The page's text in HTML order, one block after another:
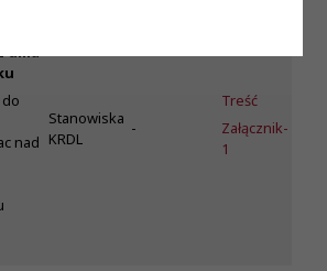
dnia
nad
Stanowiska
KRDL
-
Treść
Załącznik-
1